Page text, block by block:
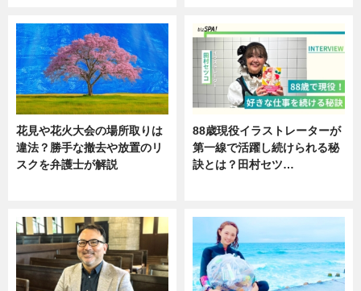
花見や花火大会の場所取りは
違法？勝手な撤去や放置のリ
スクを弁護士が解説
88歳現役イラストレーターが
第一線で活躍し続けられる秘
訣とは？田村セツ…